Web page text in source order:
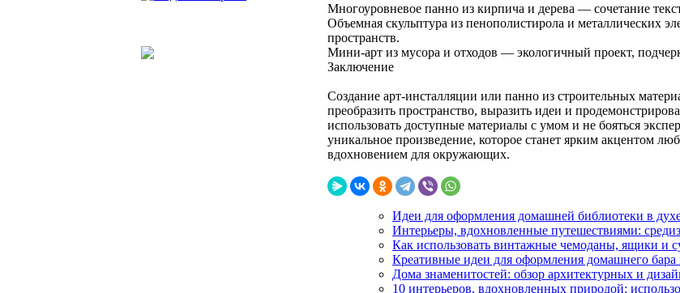
Многоуровневое панно из кирпича и дерева — сочетание
Объемная скульптура из пенополистирола и металлических
пространств.
Мини-арт из мусора и отходов — экологичный проект,
Заключение
Создание арт-инсталляции или панно из строительных
преобразить пространство, выразить идеи и
использовать доступные материалы с умом и не бояться
уникальное произведение, которое станет ярким акцентом
вдохновением для окружающих.
Идеи для оформления домашней библиотеки в
Интерьеры, вдохновленные путешествиями:
Как использовать винтажные чемоданы, ящики и
Креативные идеи для оформления домашнего бара
Дома знаменитостей: обзор архитектурных и
10 интерьеров, вдохновленных природой: